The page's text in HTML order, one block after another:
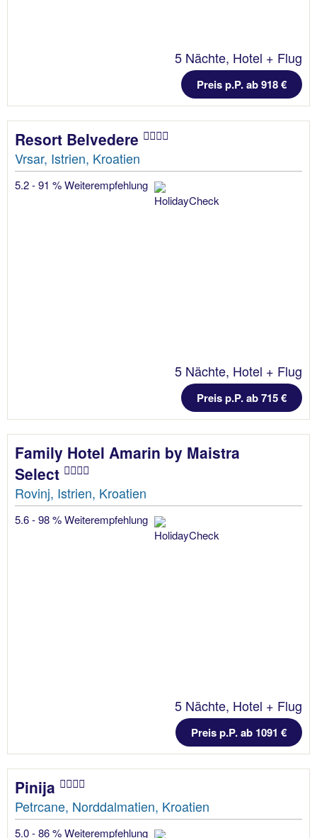
5 Nächte, Hotel + Flug
Preis p.P. ab 918 €
Resort Belvedere
Vrsar, Istrien, Kroatien
5.2 - 91 % Weiterempfehlung
5 Nächte, Hotel + Flug
Preis p.P. ab 715 €
Family Hotel Amarin by Maistra
Select
Rovinj, Istrien, Kroatien
5.6 - 98 % Weiterempfehlung
5 Nächte, Hotel + Flug
Preis p.P. ab 1091 €
Pinija
Petrcane, Norddalmatien, Kroatien
5.0 - 86 % Weiterempfehlung